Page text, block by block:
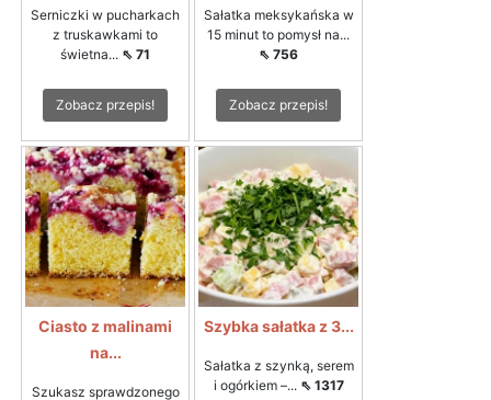
Serniczki w pucharkach
z truskawkami to
świetna... ⇖ 71
Zobacz przepis!
Sałatka meksykańska w
15 minut to pomysł na...
⇖ 756
Zobacz przepis!
Ciasto z malinami
na...
Szukasz sprawdzonego
Szybka sałatka z 3...
Sałatka z szynką, serem
i ogórkiem –... ⇖ 1317